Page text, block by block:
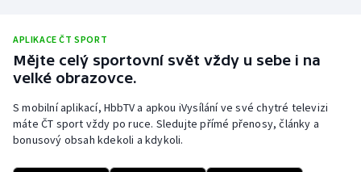
Short track
Sportovní střelba
Stolní tenis
Triatlon
APLIKACE ČT SPORT
Mějte celý sportovní svět vždy u sebe i na
velké obrazovce.
S mobilní aplikací, HbbTV a apkou iVysílání ve své chytré televizi
máte ČT sport vždy po ruce. Sledujte přímé přenosy, články a
bonusový obsah kdekoli a kdykoli.